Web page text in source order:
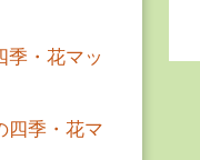
季・花マッ
四季・花マ